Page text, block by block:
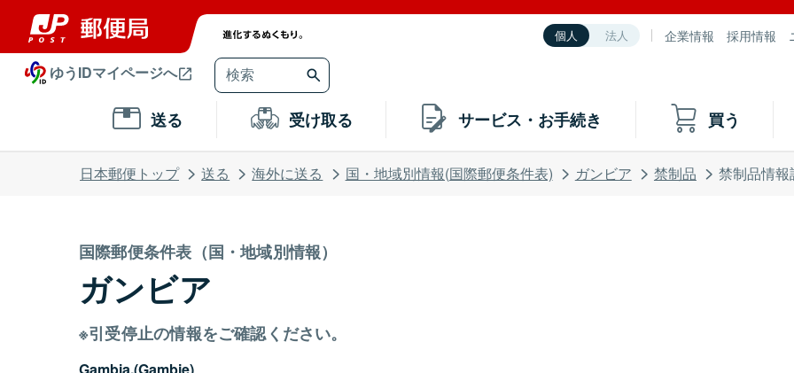
個人 法人 企業情報 採用情報
ゆうIDマイページへ
送る 受け取る サービス・お手続き 買う
日本郵便トップ 送る 海外に送る 国・地域別情報(国際郵便条件表) ガンビア 禁制品 禁制品情報
国際郵便条件表（国・地域別情報）
ガンビア
※引受停止の情報をご確認ください。